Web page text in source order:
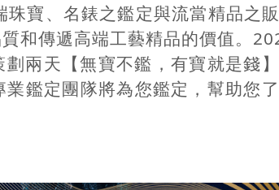
寶、名錶之鑑定與流當精品之販
和傳遞高端工藝精品的價值。
兩天【無寶不鑑，有寶就是錢
鑑定團隊將為您鑑定，幫助您